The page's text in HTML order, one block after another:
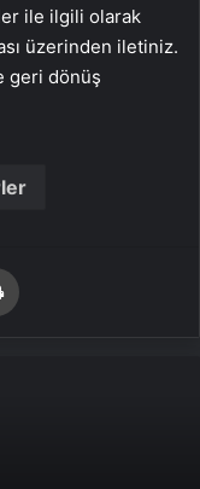
ile ilgili olarak
üzerinden iletiniz.
geri dönüş